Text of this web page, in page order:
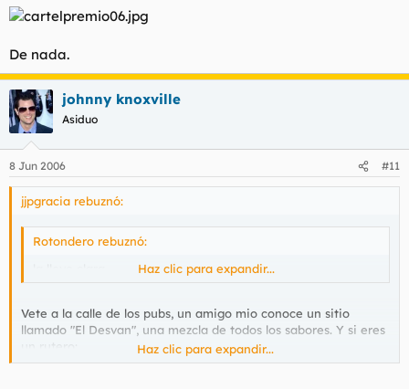
De nada.
johnny knoxville
Asiduo
8 Jun 2006 #11
jjpgracia rebuznó:
Rotondero rebuznó:
Haz clic para expandir...
Vete a la calle de los pubs, un amigo mio conoce un sitio
llamado "El Desvan", una mezcla de todos los sabores. Y si eres
Haz clic para expandir...